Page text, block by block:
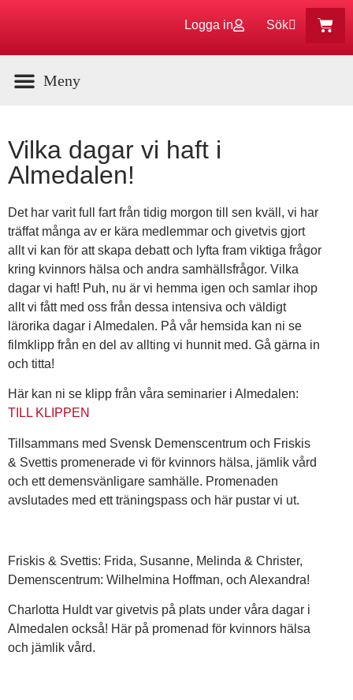
Logga in Sök
Vilka dagar vi haft i
Almedalen!
Det har varit full fart från tidig morgon till sen kväll, vi har
träffat många av er kära medlemmar och givetvis gjort
allt vi kan för att skapa debatt och lyfta fram viktiga frågor
kring kvinnors hälsa och andra samhällsfrågor. Vilka
dagar vi haft! Puh, nu är vi hemma igen och samlar ihop
allt vi fått med oss från dessa intensiva och väldigt
lärorika dagar i Almedalen. På vår hemsida kan ni se
filmklipp från en del av allting vi hunnit med. Gå gärna in
och titta!
Här kan ni se klipp från våra seminarier i Almedalen:
TILL KLIPPEN
Tillsammans med Svensk Demenscentrum och Friskis
& Svettis promenerade vi för kvinnors hälsa, jämlik vård
och ett demensvänligare samhälle. Promenaden
avslutades med ett träningspass och här pustar vi ut.
Friskis & Svettis: Frida, Susanne, Melinda & Christer,
Demenscentrum: Wilhelmina Hoffman, och Alexandra!
Charlotta Huldt var givetvis på plats under våra dagar i
Almedalen också! Här på promenad för kvinnors hälsa
och jämlik vård.